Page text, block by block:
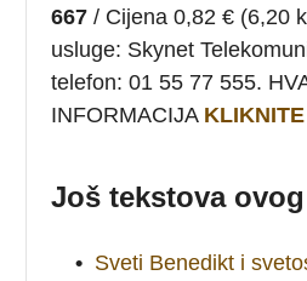
667 / Cijena 0,82 € (6,20
usluge: Skynet
telefon: 01 55 77 555.
INFORMACIJA
Još tekstova
• Sveti Benedikt i